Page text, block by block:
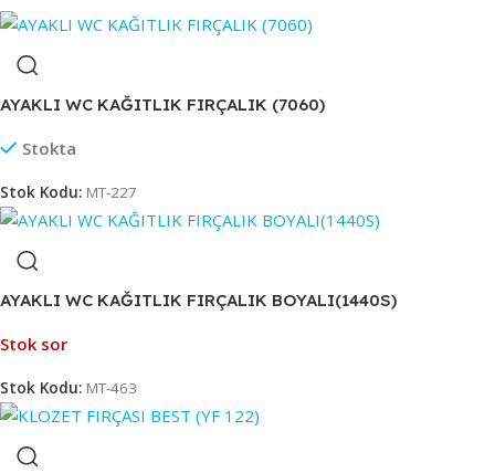
AYAKLI WC KAĞITLIK FIRÇALIK (7060)
Stokta
Stok Kodu: MT-227
AYAKLI WC KAĞITLIK FIRÇALIK BOYALI(1440S)
Stok sor
Stok Kodu: MT-463